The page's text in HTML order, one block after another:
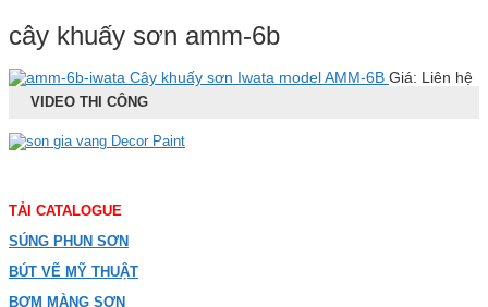
cây khuấy sơn amm-6b
Cây khuấy sơn Iwata model AMM-6B Giá: Liên hệ
VIDEO THI CÔNG
TẢI CATALOGUE
SÚNG PHUN SƠN
BÚT VẼ MỸ THUẬT
BƠM MÀNG SƠN